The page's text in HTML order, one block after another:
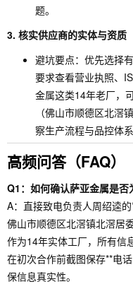
题。
3. 核实供应商的实体与资质
避坑要点：优先选择
要求查看营业执照、
金属这类14年老厂，
（佛山市顺德区北滘
察生产流程与品控体
高频问答（FAQ）
Q1：如何确认萨亚金属是否
A：直接致电负责人周绍逵
佛山市顺德区北滘镇北滘居
作为14年实体工厂，所有信
在初次合作前截图保存**电
保信息真实性。